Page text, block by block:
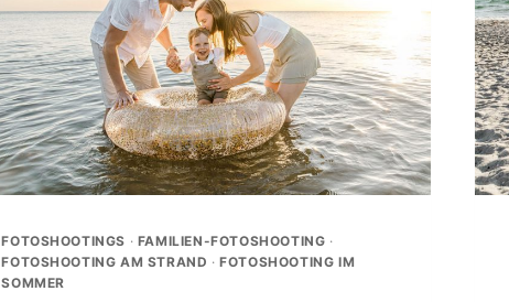
FOTOSHOOTINGS · FAMILIEN-FOTOSHOOTING ·
FOTOSHOOTING AM STRAND ·FOTOSHOOTING IM
SOMMER